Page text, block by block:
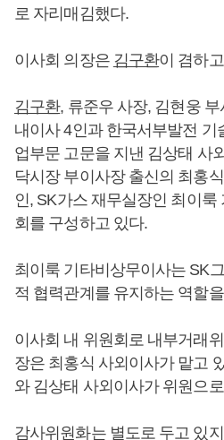
로 자리매김했다.
이사회 의장은 김구환이 겸하
김구환, 류준우 사장, 김현웅
내이사 4인과 한국서부발전 기
업부문 고문을 지낸 김상태 사
닥시장 부이사장 출신의 최홍
인, SK가스 재무실장인 최이
회를 구성하고 있다.
최이룩 기타비상무이사는 SK
적 협력관계를 유지하는 역할
이사회 내 위원회로 내부거래
장은 최홍식 사외이사가 맡고
와 김상태 사외이사가 위원으
감사위원화는 별도로 두고 있